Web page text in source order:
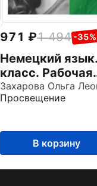
971 1 494 -35%
Немецкий
класс. Рабочая
тетрадь.
углубленный
Просвещение
В корзину